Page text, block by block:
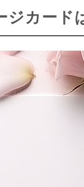
ジカード